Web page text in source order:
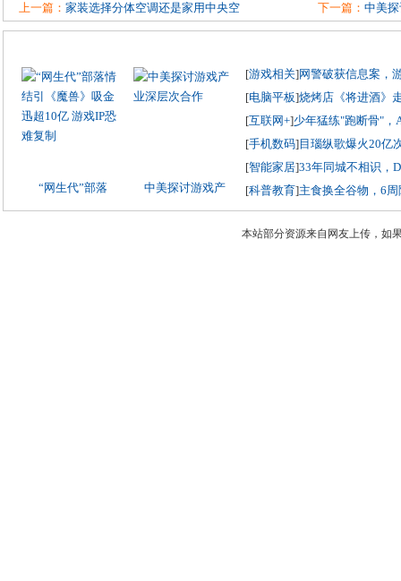
上一篇： 家装选择分体空调还是家用中央空 下一篇： 中美
“网生代”部落 中美探讨游戏产
[游戏相关]网警破获信息案，
[电脑平板]烧烤店《将进酒》
[互联网+]少年猛练"跑断骨"，
[手机数码]目瑙纵歌爆火20亿
[智能家居]33年同城不相识，
[科普教育]主食换全谷物，6
本站部分资源来自网友上传，如